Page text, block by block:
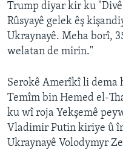
Trump diyar kir ku
Rûsyayê gelek êş
Ukraynayê. Meha borî,
welatan de mirin."
Serokê Amerîkî li dema
Temîm bin Hemed el-
ku wî roja Yekşemê
Vladimir Putin kiriye û
Ukraynayê Volodymyr